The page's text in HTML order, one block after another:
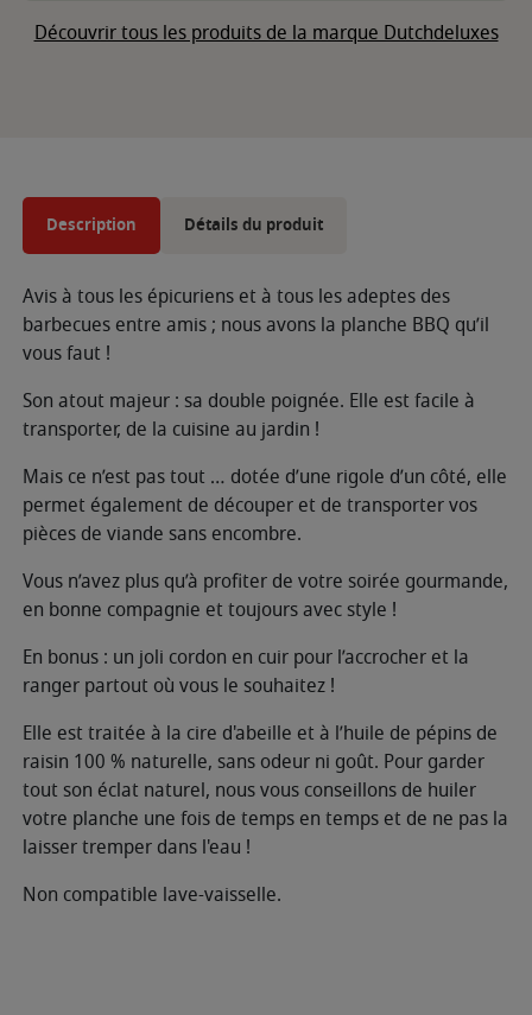
Découvrir tous les produits de la marque Dutchdeluxes
Description Détails du produit
Avis à tous les épicuriens et à tous les adeptes des
barbecues entre amis ; nous avons la planche BBQ qu’il
vous faut !
Son atout majeur : sa double poignée. Elle est facile à
transporter, de la cuisine au jardin !
Mais ce n’est pas tout … dotée d’une rigole d’un côté, elle
permet également de découper et de transporter vos
pièces de viande sans encombre.
Vous n’avez plus qu’à profiter de votre soirée gourmande,
en bonne compagnie et toujours avec style !
En bonus : un joli cordon en cuir pour l’accrocher et la
ranger partout où vous le souhaitez !
Elle est traitée à la cire d'abeille et à l’huile de pépins de
raisin 100 % naturelle, sans odeur ni goût. Pour garder
tout son éclat naturel, nous vous conseillons de huiler
votre planche une fois de temps en temps et de ne pas la
laisser tremper dans l'eau !
Non compatible lave-vaisselle.